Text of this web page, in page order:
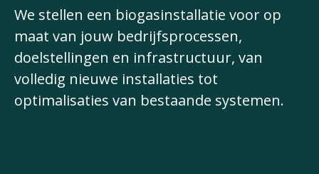
We stellen een biogasinstallatie voor op
maat van jouw bedrijfsprocessen,
doelstellingen en infrastructuur, van
volledig nieuwe installaties tot
optimalisaties van bestaande systemen.